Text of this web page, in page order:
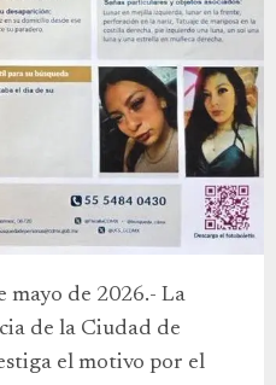
mayo de 2026.- La
de la Ciudad de
el motivo por el